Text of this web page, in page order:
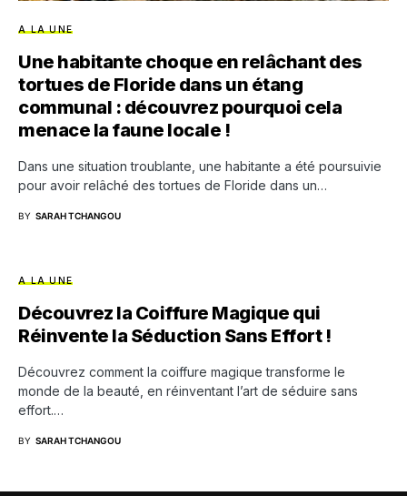
A LA UNE
Une habitante choque en relâchant des
tortues de Floride dans un étang
communal : découvrez pourquoi cela
menace la faune locale !
Dans une situation troublante, une habitante a été poursuivie
pour avoir relâché des tortues de Floride dans un…
BY SARAH TCHANGOU
A LA UNE
Découvrez la Coiffure Magique qui
Réinvente la Séduction Sans Effort !
Découvrez comment la coiffure magique transforme le
monde de la beauté, en réinventant l’art de séduire sans
effort.…
BY SARAH TCHANGOU